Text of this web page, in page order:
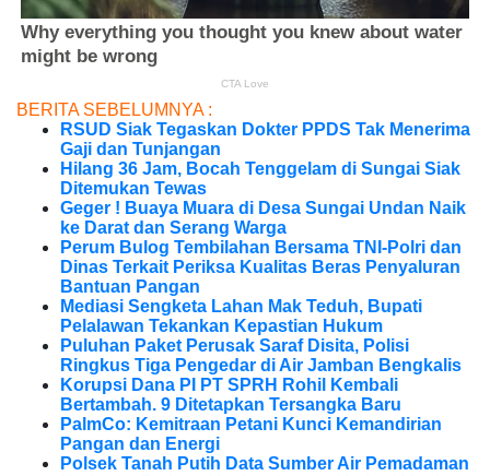
BERITA SEBELUMNYA :
RSUD Siak Tegaskan Dokter PPDS Tak Menerima
Gaji dan Tunjangan
Hilang 36 Jam, Bocah Tenggelam di Sungai Siak
Ditemukan Tewas
Geger ! Buaya Muara di Desa Sungai Undan Naik
ke Darat dan Serang Warga
Perum Bulog Tembilahan Bersama TNI-Polri dan
Dinas Terkait Periksa Kualitas Beras Penyaluran
Bantuan Pangan
Mediasi Sengketa Lahan Mak Teduh, Bupati
Pelalawan Tekankan Kepastian Hukum
Puluhan Paket Perusak Saraf Disita, Polisi
Ringkus Tiga Pengedar di Air Jamban Bengkalis
Korupsi Dana PI PT SPRH Rohil Kembali
Bertambah. 9 Ditetapkan Tersangka Baru
PalmCo: Kemitraan Petani Kunci Kemandirian
Pangan dan Energi
Polsek Tanah Putih Data Sumber Air Pemadaman